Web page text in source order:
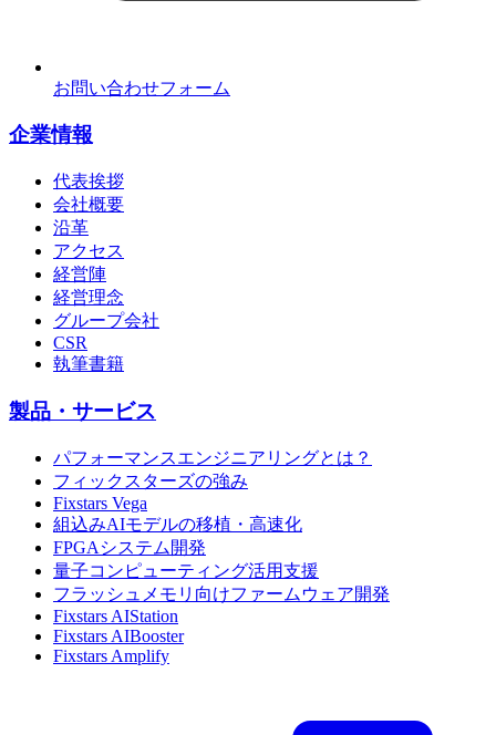
お問い合わせフォーム
企業情報
代表挨拶
会社概要
沿革
アクセス
経営陣
経営理念
グループ会社
CSR
執筆書籍
製品・サービス
パフォーマンスエンジニアリングとは？
フィックスターズの強み
Fixstars Vega
組込みAIモデルの移植・高速化
FPGAシステム開発
量子コンピューティング活用支援
フラッシュメモリ向けファームウェア開発
Fixstars AIStation
Fixstars AIBooster
Fixstars Amplify